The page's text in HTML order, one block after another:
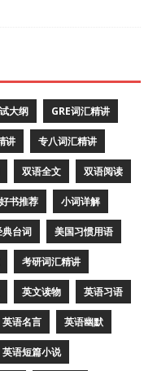
大纲 GRE词汇精讲
讲 专八词汇精讲
双语全文 双语阅读
好书推荐 小词详解
典台词 美国习惯用语
考研词汇精讲
英文读物 英语习语
英语名言 英语幽默
英语短篇小说